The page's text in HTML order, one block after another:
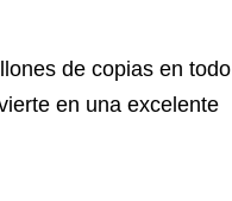
de copias en todo
en una excelente